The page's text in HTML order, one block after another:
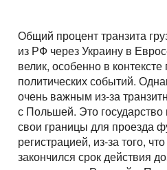
Общий процент транзита
из РФ через Украину в
велик, особенно в
политических событий.
очень важным из-за
с Польшей. Это
свои границы для проезда
регистрацией, из-за того,
закончился срок действия